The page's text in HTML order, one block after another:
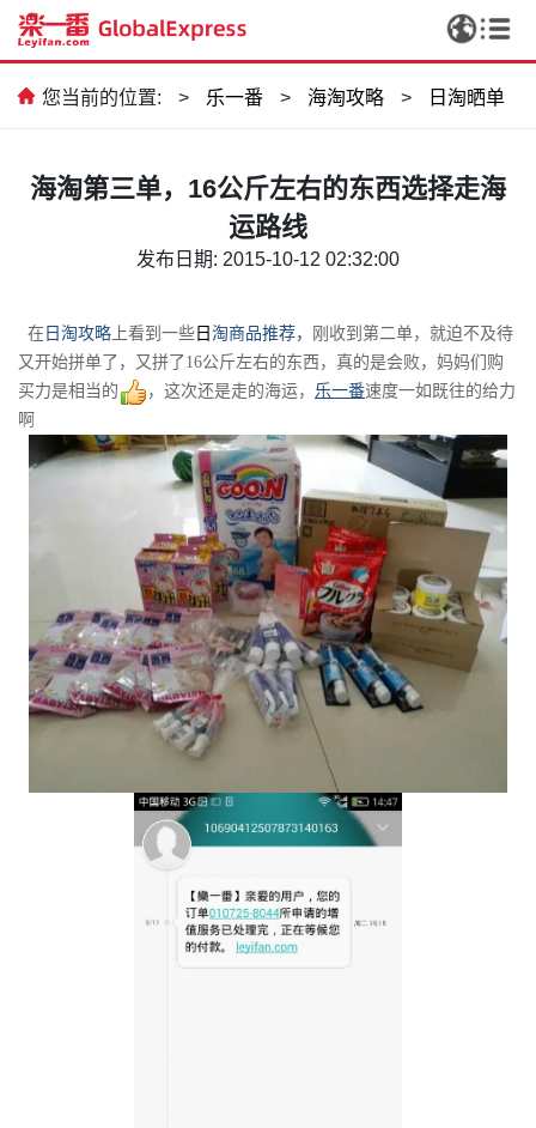
您当前的位置: > 乐一番 > 海淘攻略 > 日淘晒单
海淘第三单，16公斤左右的东西选择走海
运路线
发布日期: 2015-10-12 02:32:00
在 日淘攻略 上看到一些 日 淘商品推荐，
刚收到第二单，就迫不及待
又开始拼单了，又拼了16公斤左右的东西，真的是会败，妈妈们购
买力是相当的
，这次还是走的海运， 乐一番速度一如既往的给力
啊